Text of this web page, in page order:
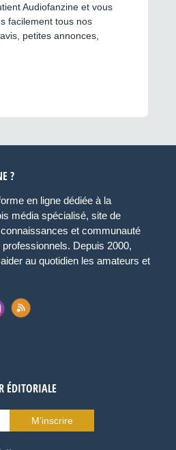
Audiofanzine et vous
facilement tous nos
petites annonces,
?
en ligne dédiée à la
média spécialisé, site de
et communauté
Depuis 2000,
au quotidien les amateurs et
ÉDITORIALE
M’inscrire